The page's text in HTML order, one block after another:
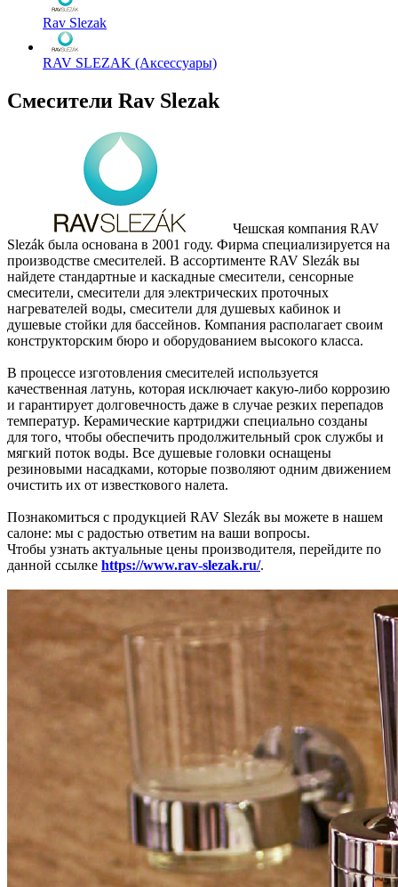
Rav Slezak
RAV SLEZAK (Аксессуары)
Смесители Rav Slezak
Чешская компания RAV
Slezák была основана в 2001 году. Фирма специализируется на
производстве смесителей. В ассортименте RAV Slezák вы
найдете стандартные и каскадные смесители, сенсорные
смесители, смесители для электрических проточных
нагревателей воды, смесители для душевых кабинок и
душевые стойки для бассейнов. Компания располагает своим
конструкторским бюро и оборудованием высокого класса.
В процессе изготовления смесителей используется
качественная латунь, которая исключает какую-либо коррозию
и гарантирует долговечность даже в случае резких перепадов
температур. Керамические картриджи специально созданы
для того, чтобы обеспечить продолжительный срок службы и
мягкий поток воды. Все душевые головки оснащены
резиновыми насадками, которые позволяют одним движением
очистить их от известкового налета.
Познакомиться с продукцией RAV Slezák вы можете в нашем
салоне: мы с радостью ответим на ваши вопросы.
Чтобы узнать актуальные цены производителя, перейдите по
данной ссылке https://www.rav-slezak.ru/.